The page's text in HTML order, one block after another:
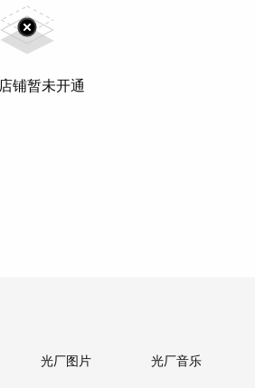
铺暂未开通
光厂图片 光厂音乐